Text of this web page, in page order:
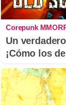
Corepunk
Un
¡Cómo los